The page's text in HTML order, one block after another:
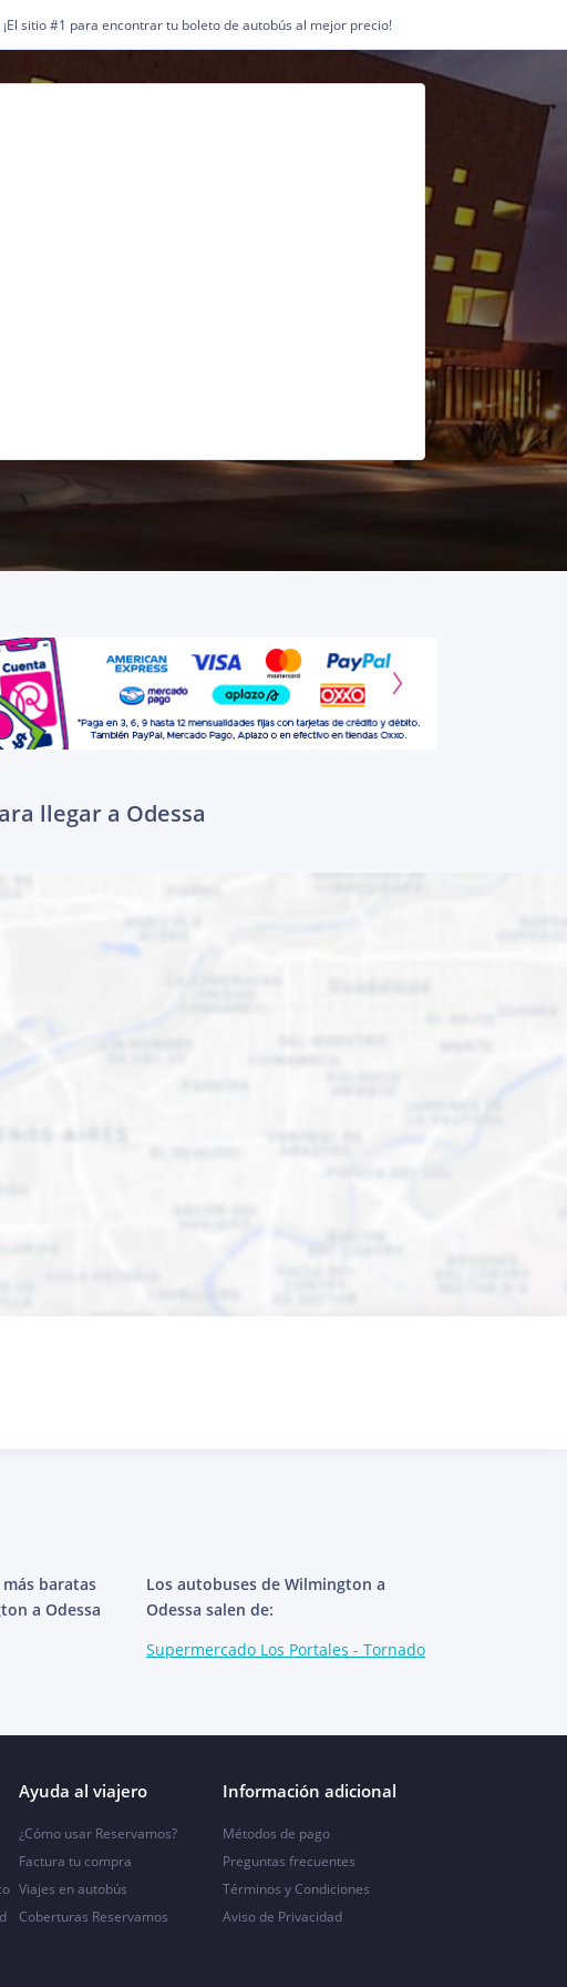
¡El sitio #1 para encontrar tu boleto de autobús al mejor precio!
llegar a Odessa
baratas
a Odessa
Los autobuses de Wilmington a
Odessa salen de:
Supermercado Los Portales - Tornado
Ayuda al viajero
¿Cómo usar Reservamos?
Factura tu compra
Viajes en autobús
Coberturas Reservamos
Información adicional
Métodos de pago
Preguntas frecuentes
Términos y Condiciones
Aviso de Privacidad